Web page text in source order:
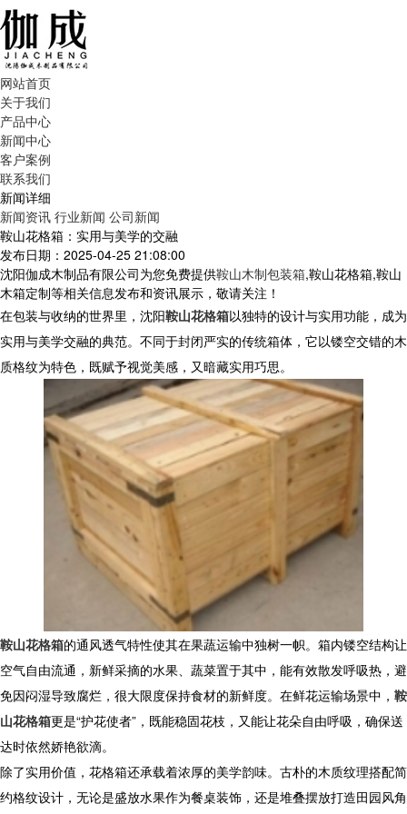
网站首页
关于我们
产品中心
新闻中心
客户案例
联系我们
新闻详细
新闻资讯 行业新闻 公司新闻
鞍山花格箱：实用与美学的交融
发布日期：2025-04-25 21:08:00
沈阳伽成木制品有限公司为您免费提供鞍山木制包装箱,鞍山花格箱,鞍山
木箱定制等相关信息发布和资讯展示，敬请关注！
在包装与收纳的世界里，沈阳鞍山花格箱以独特的设计与实用功能，成为
实用与美学交融的典范。不同于封闭严实的传统箱体，它以镂空交错的木
质格纹为特色，既赋予视觉美感，又暗藏实用巧思。
鞍山花格箱的通风透气特性使其在果蔬运输中独树一帜。箱内镂空结构让
空气自由流通，新鲜采摘的水果、蔬菜置于其中，能有效散发呼吸热，避
免因闷湿导致腐烂，很大限度保持食材的新鲜度。在鲜花运输场景中， 鞍
山花格箱更是“护花使者”，既能稳固花枝，又能让花朵自由呼吸，确保送
达时依然娇艳欲滴。
除了实用价值，花格箱还承载着浓厚的美学韵味。古朴的木质纹理搭配简
约格纹设计，无论是盛放水果作为餐桌装饰，还是堆叠摆放打造田园风角